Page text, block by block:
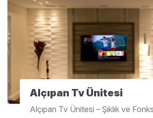
Alçıpan Tv Ünitesi
Alçıpan Tv Ünitesi – Şıklık ve